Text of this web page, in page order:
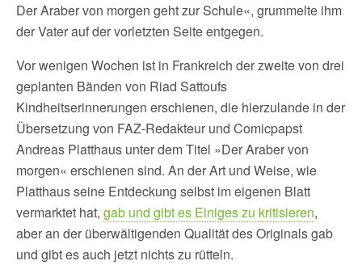
Der Araber von morgen geht zur Schule«, grummelte ihm
der Vater auf der vorletzten Seite entgegen.
Vor wenigen Wochen ist in Frankreich der zweite von drei
geplanten Bänden von Riad Sattoufs
Kindheitserinnerungen erschienen, die hierzulande in der
Übersetzung von FAZ-Redakteur und Comicpapst
Andreas Platthaus unter dem Titel »Der Araber von
morgen« erschienen sind. An der Art und Weise, wie
Platthaus seine Entdeckung selbst im eigenen Blatt
vermarktet hat, gab und gibt es Einiges zu kritisieren,
aber an der überwältigenden Qualität des Originals gab
und gibt es auch jetzt nichts zu rütteln.